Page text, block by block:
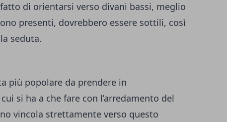
di orientarsi verso divani bassi, meglio
presenti, dovrebbero essere sottili, così
seduta.
più popolare da prendere in
si ha a che fare con l’arredamento del
vincola strettamente verso questo